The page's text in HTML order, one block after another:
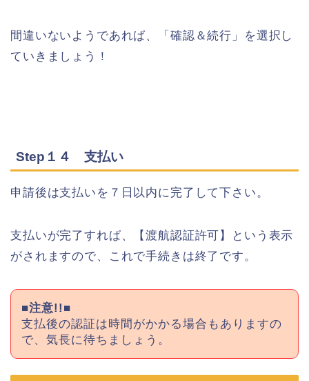
間違いないようであれば、「確認＆続行」を選択し
ていきましょう！
Step１４ 支払い
申請後は支払いを７日以内に完了して下さい。
支払いが完了すれば、【渡航認証許可】という表示
がされますので、これで手続きは終了です。
■注意!!■
支払後の認証は時間がかかる場合もありますの
で、気長に待ちましょう。